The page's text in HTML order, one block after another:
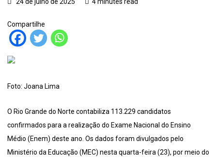
24 de julho de 2025 4 minutes read
Compartilhe
Foto: Joana Lima
O Rio Grande do Norte contabiliza 113.229 candidatos
confirmados para a realização do Exame Nacional do Ensino
Médio (Enem) deste ano. Os dados foram divulgados pelo
Ministério da Educação (MEC) nesta quarta-feira (23), por meio do